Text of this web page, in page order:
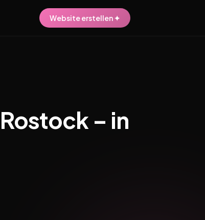
Website erstellen ✦
– in